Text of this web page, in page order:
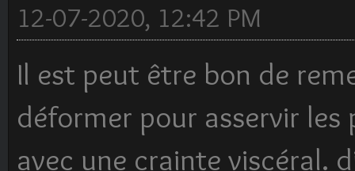
12-07-2020, 12:42 PM
Il est peut être bon de
déformer pour asservir
avec une crainte viscéral.